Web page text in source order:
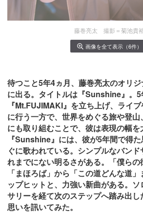
藤巻亮太 撮影＝菊池貴
画像を全て表示（6件）
待つこと5年4ヵ月、藤巻亮太のオリ
に出る。タイトルは『Sunshine』。
『Mt.FUJIMAKI』を立ち上げ、ライ
に行う一方で、世界をめぐる旅や登
にも取り組むことで、彼は表現の幅を
『Sunshine』には、彼が5年間で得
ぐに歌われている。シンプルなバン
れまでにない明るさがある。「僕らの
「まほろば」から「この道どんな道
ップヒットと、力強い新曲がある。
サリーを経て次のステップへ踏み出
思いを訊いてみた。